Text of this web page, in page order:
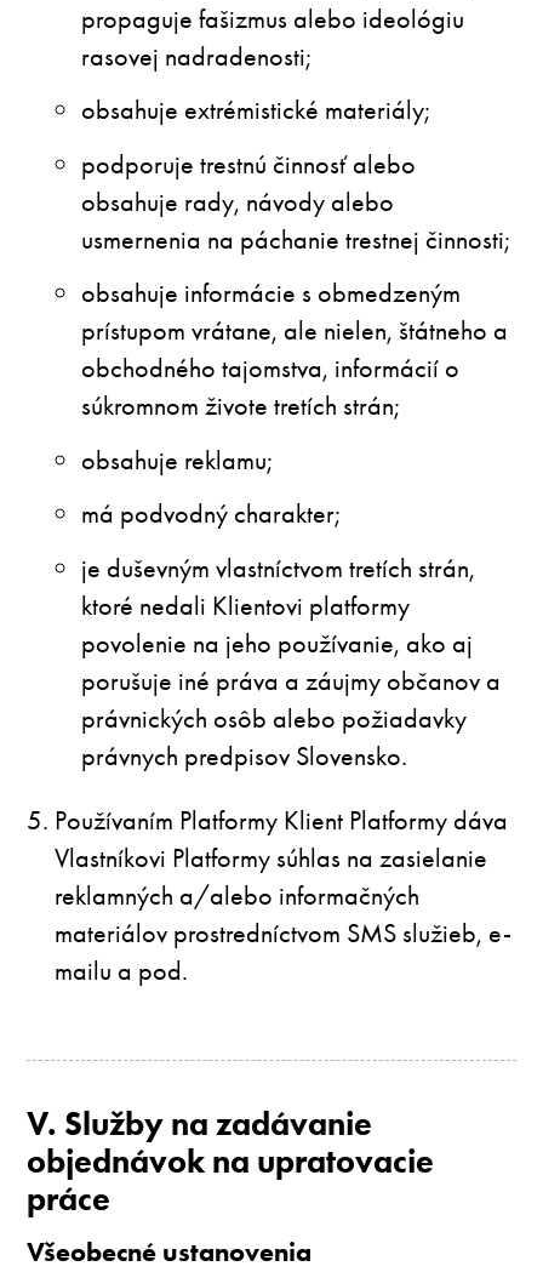
propaguje fašizmus alebo ideológiu
rasovej nadradenosti;
obsahuje extrémistické materiály;
podporuje trestnú činnosť alebo
obsahuje rady, návody alebo
usmernenia na páchanie trestnej činnosti;
obsahuje informácie s obmedzeným
prístupom vrátane, ale nielen, štátneho a
obchodného tajomstva, informácií o
súkromnom živote tretích strán;
obsahuje reklamu;
má podvodný charakter;
je duševným vlastníctvom tretích strán,
ktoré nedali Klientovi platformy
povolenie na jeho používanie, ako aj
porušuje iné práva a záujmy občanov a
právnických osôb alebo požiadavky
právnych predpisov Slovensko.
Používaním Platformy Klient Platformy dáva
Vlastníkovi Platformy súhlas na zasielanie
reklamných a/alebo informačných
materiálov prostredníctvom SMS služieb, e-
mailu a pod.
V. Služby na zadávanie
objednávok na upratovacie
práce
Všeobecné ustanovenia